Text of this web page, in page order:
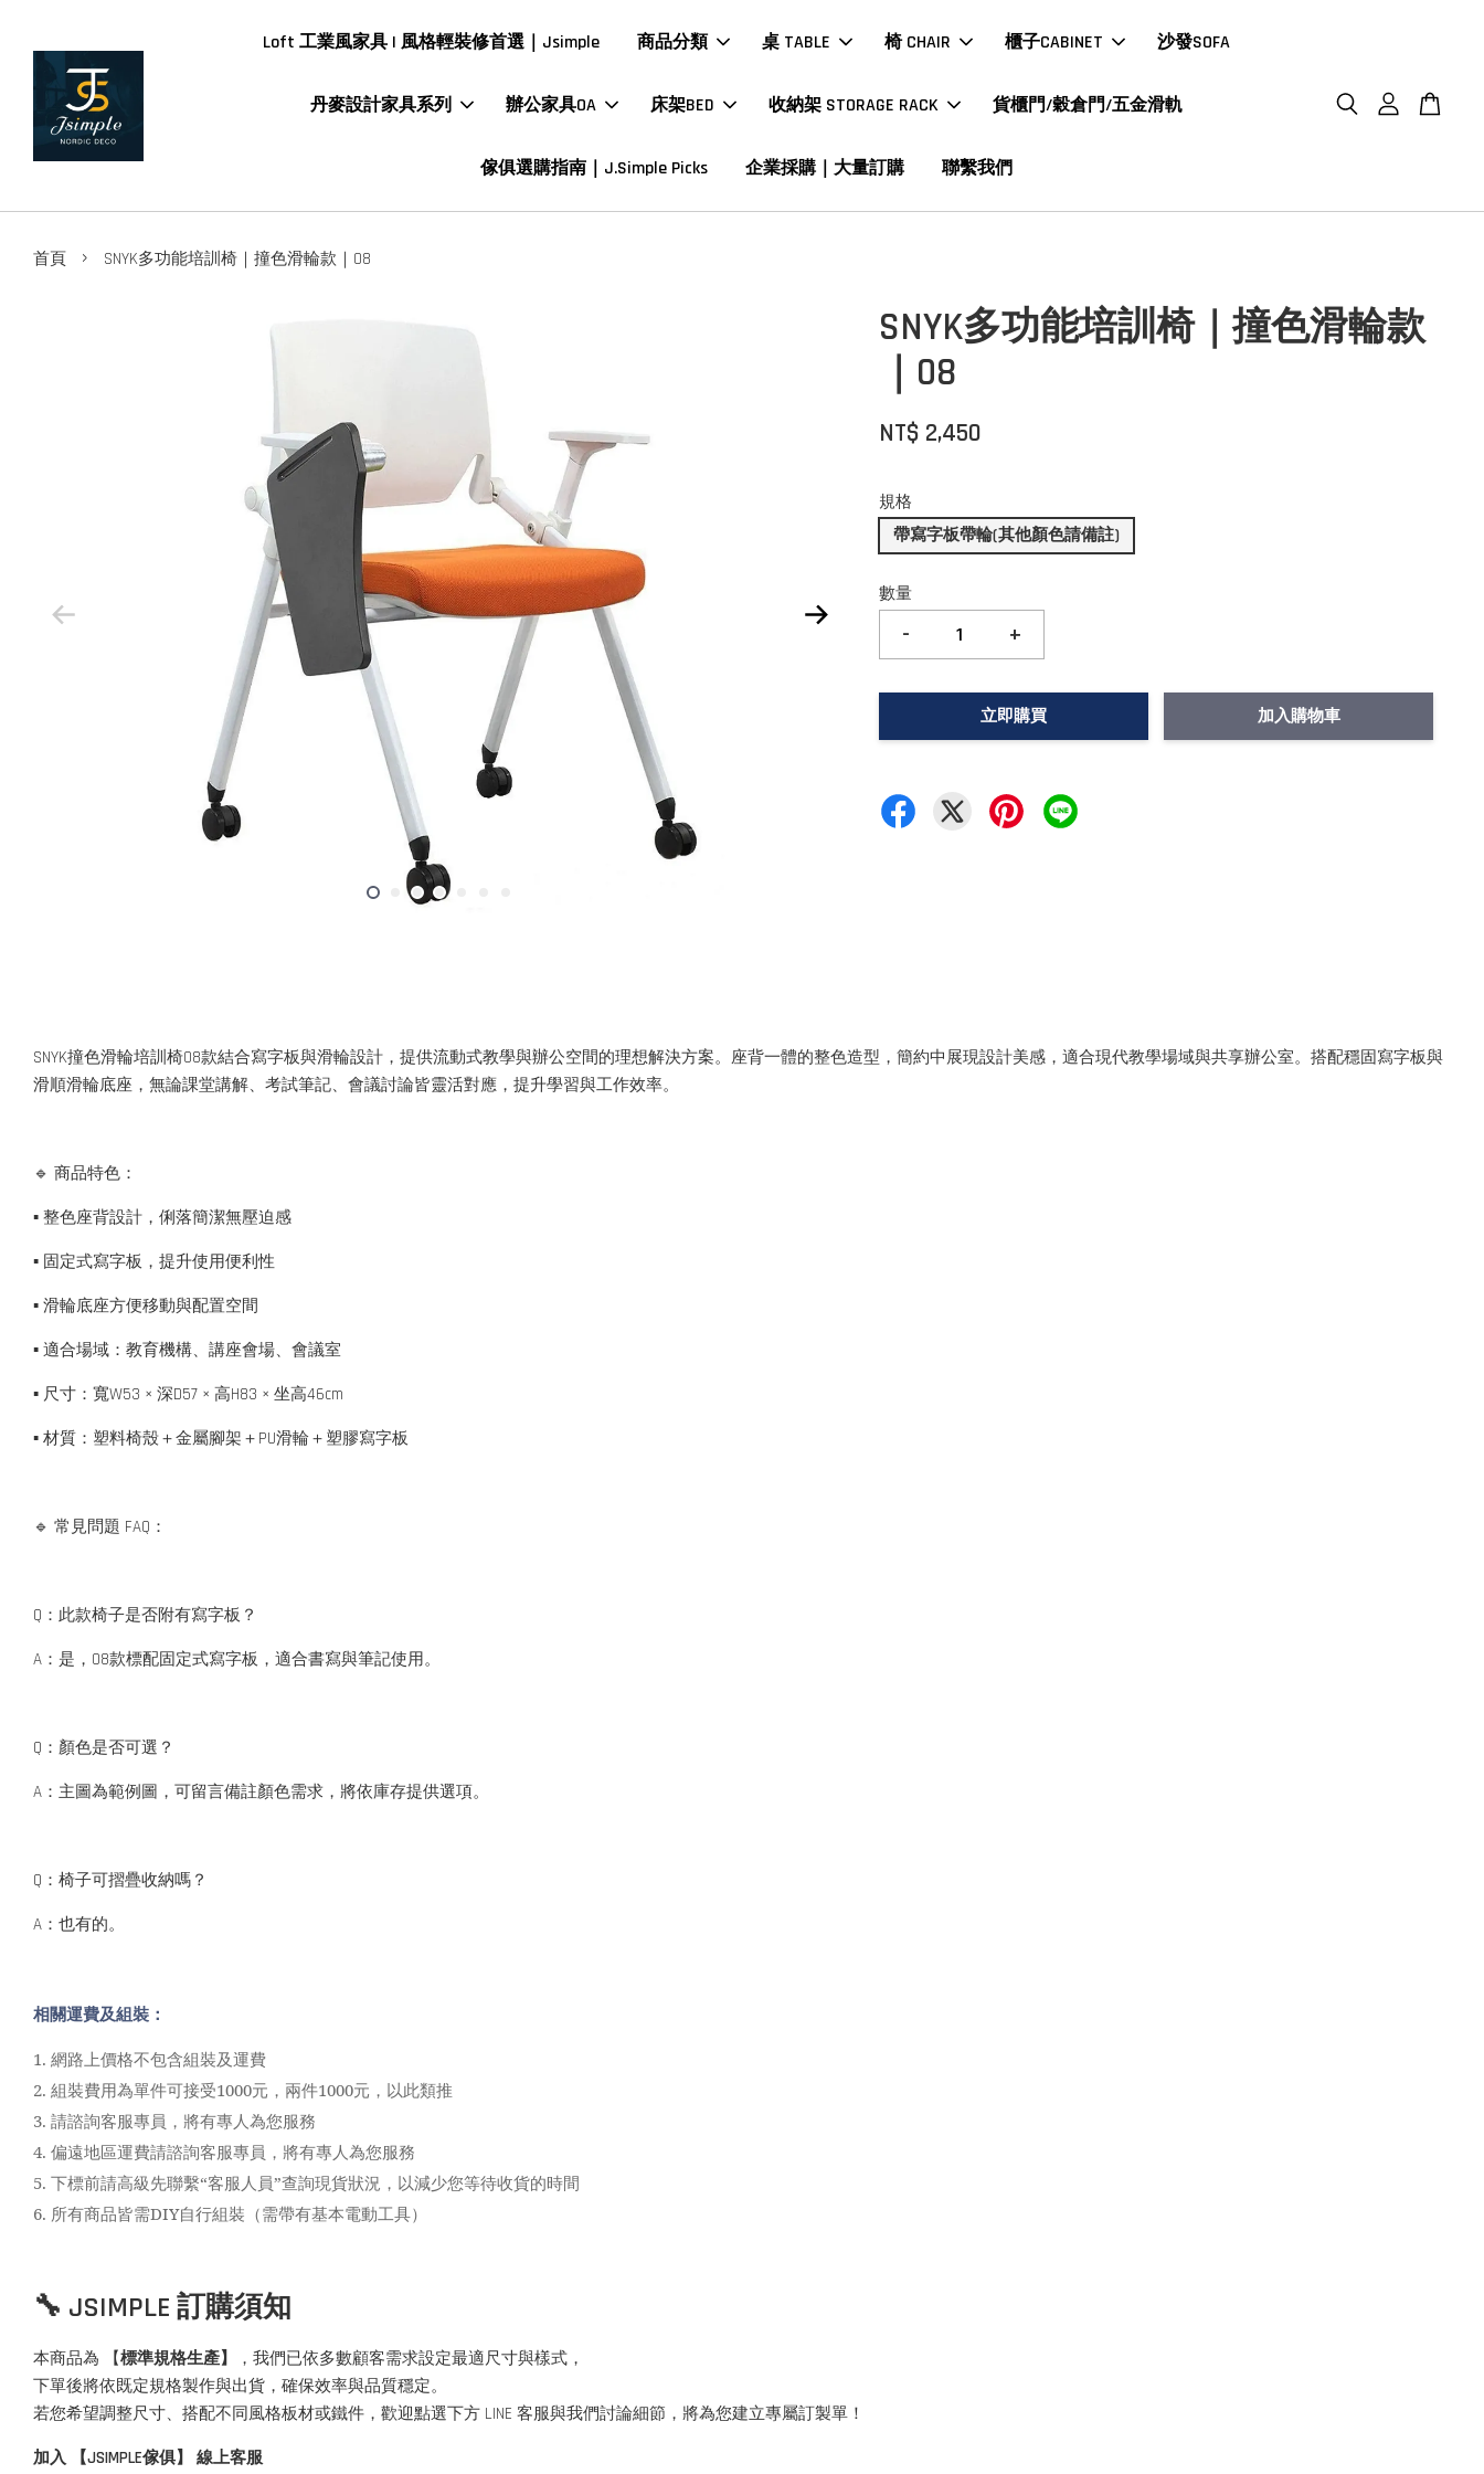
Loft 工業風家具 | 風格輕裝修首選｜Jsimple 商品分類 桌 TABLE 椅 CHAIR 櫃子CABINET 沙發SOFA
丹麥設計家具系列 辦公家具OA 床架BED 收納架 STORAGE RACK 貨櫃門/穀倉門/五金滑軌
傢俱選購指南｜J.Simple Picks 企業採購｜大量訂購 聯繫我們
首頁 › SNYK多功能培訓椅｜撞色滑輪款｜08
SNYK多功能培訓椅｜撞色滑輪款
｜08
NT$ 2,450
規格
帶寫字板帶輪(其他顏色請備註)
數量
- +
立即購買 加入購物車
SNYK撞色滑輪培訓椅08款結合寫字板與滑輪設計，提供流動式教學與辦公空間的理想解決方案。座背一體的整色造型，簡約中展現設計美感，適合現代教學場域與共享辦公室。搭配穩固寫字板與
滑順滑輪底座，無論課堂講解、考試筆記、會議討論皆靈活對應，提升學習與工作效率。
🔹 商品特色：
▪ 整色座背設計，俐落簡潔無壓迫感
▪ 固定式寫字板，提升使用便利性
▪ 滑輪底座方便移動與配置空間
▪ 適合場域：教育機構、講座會場、會議室
▪ 尺寸：寬W53 × 深D57 × 高H83 × 坐高46cm
▪ 材質：塑料椅殼＋金屬腳架＋PU滑輪＋塑膠寫字板
🔹 常見問題 FAQ：
Q：此款椅子是否附有寫字板？
A：是，08款標配固定式寫字板，適合書寫與筆記使用。
Q：顏色是否可選？
A：主圖為範例圖，可留言備註顏色需求，將依庫存提供選項。
Q：椅子可摺疊收納嗎？
A：也有的。
相關運費及組裝：
1. 網路上價格不包含組裝及運費
2. 組裝費用為單件可接受1000元，兩件1000元，以此類推
3. 請諮詢客服專員，將有專人為您服務
4. 偏遠地區運費請諮詢客服專員，將有專人為您服務
5. 下標前請高級先聯繫“客服人員”查詢現貨狀況，以減少您等待收貨的時間
6. 所有商品皆需DIY自行組裝（需帶有基本電動工具）
🔧 JSIMPLE 訂購須知
本商品為 【標準規格生產】
，我們已依多數顧客需求設定最適尺寸與樣式，
下單後將依既定規格製作與出貨，確保效率與品質穩定。
若您希望調整尺寸、搭配不同風格板材或鐵件，歡迎點選下方 LINE 客服與我們討論細節，將為您建立專屬訂製單！
加入 【JSIMPLE傢俱】 線上客服